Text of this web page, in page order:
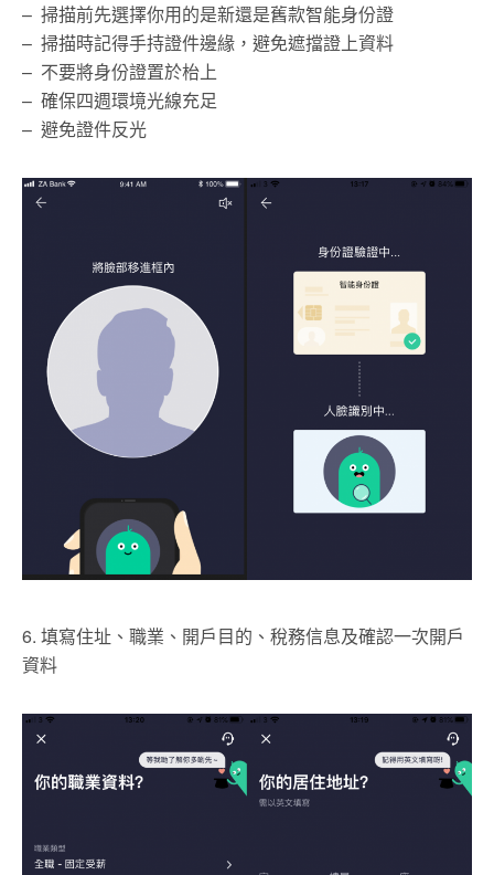
– 掃描前先選擇你用的是新還是舊款智能身份證
– 掃描時記得手持證件邊緣，避免遮擋證上資料
– 不要將身份證置於枱上
– 確保四週環境光線充足
– 避免證件反光
6. 填寫住址、職業、開戶目的、稅務信息及確認一次開戶
資料